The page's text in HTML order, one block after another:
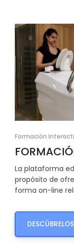
Formación
La plataforma
propósito de
forma on-line
DESCÚBRELOS